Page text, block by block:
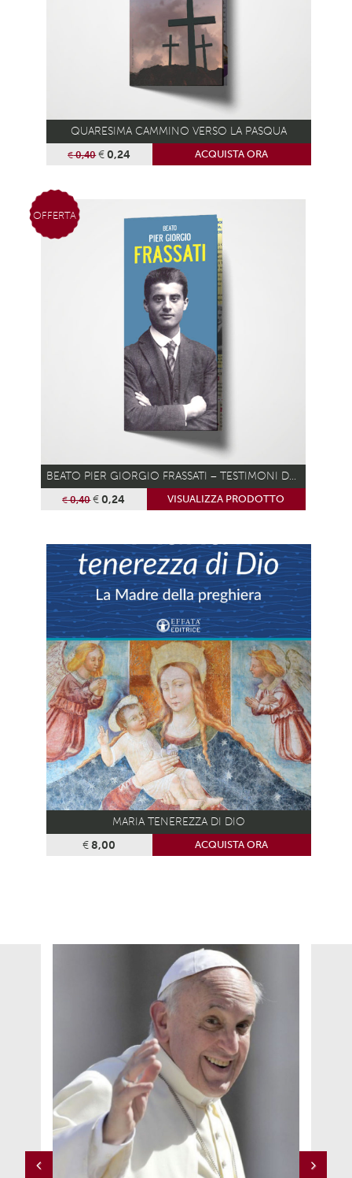
QUARESIMA CAMMINO VERSO LA PASQUA
€0,40 €0,24 ACQUISTA ORA
OFFERTA
BEATO PIER GIORGIO FRASSATI – TESTIMONI DEL VANGELO
€0,40 €0,24 VISUALIZZA PRODOTTO
MARIA TENEREZZA DI DIO
€8,00 ACQUISTA ORA